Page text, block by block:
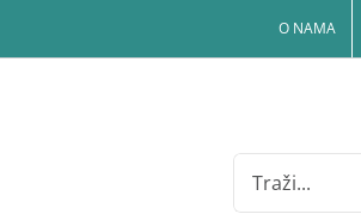
O NAMA
Search
for: